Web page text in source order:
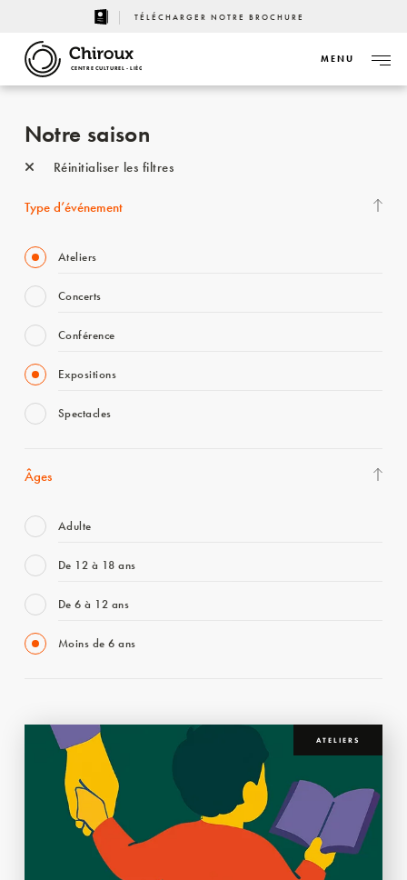
TÉLÉCHARGER NOTRE BROCHURE
CENTRE CULTUREL - LIÈGE
MENU
Notre saison
Réinitialiser les filtres
Type d’événement
Ateliers
Concerts
Conférence
Expositions
Spectacles
Âges
Adulte
De 12 à 18 ans
De 6 à 12 ans
Moins de 6 ans
ATELIERS